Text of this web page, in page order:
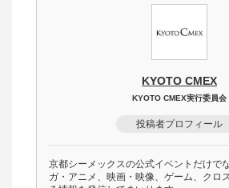
KYOTO CMEX
KYOTO CMEX実行委員会
投稿者プロフィール
京都シーメックスの公式イベントだけで
ガ・アニメ、映画・映像、ゲーム、クロ